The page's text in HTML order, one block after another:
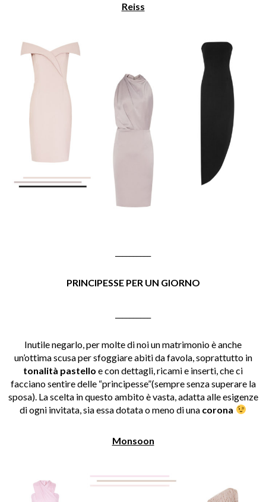
Reiss
PRINCIPESSE PER UN GIORNO
Inutile negarlo, per molte di noi un matrimonio è anche
un’ottima scusa per sfoggiare abiti da favola, soprattutto in
tonalità pastello e con dettagli, ricami e inserti, che ci
facciano sentire delle “principesse”(sempre senza superare la
sposa). La scelta in questo ambito è vasta, adatta alle esigenze
di ogni invitata, sia essa dotata o meno di una corona
Monsoon